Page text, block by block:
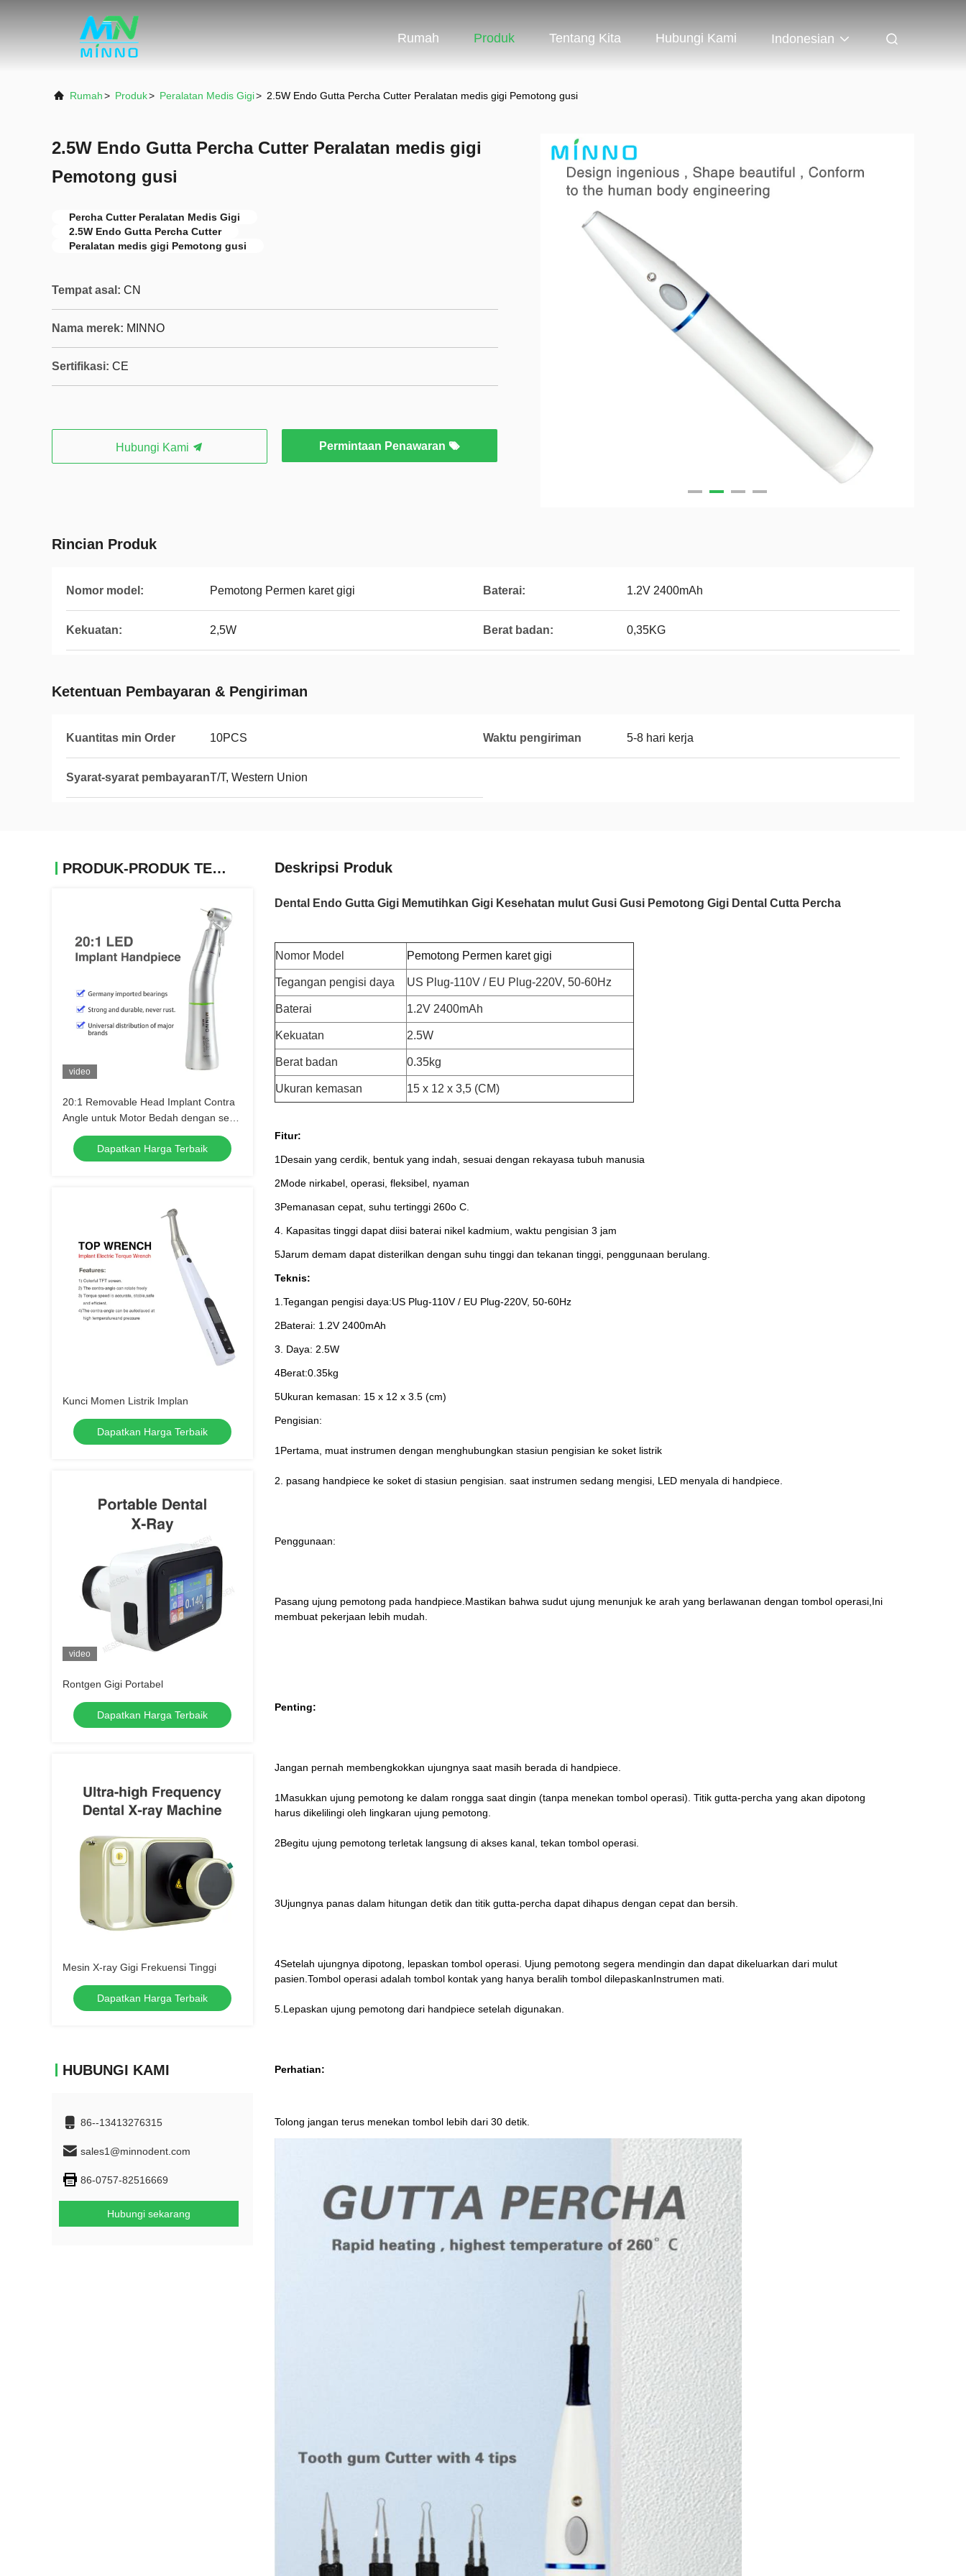
Rumah Produk Tentang Kita Hubungi Kami Indonesian
Rumah> Produk> Peralatan Medis Gigi> 2.5W Endo Gutta Percha Cutter Peralatan medis gigi Pemotong gusi
2.5W Endo Gutta Percha Cutter Peralatan medis gigi
Pemotong gusi
Percha Cutter Peralatan Medis Gigi
2.5W Endo Gutta Percha Cutter
Peralatan medis gigi Pemotong gusi
Tempat asal: CN
Nama merek: MINNO
Sertifikasi: CE
Hubungi Kami Permintaan Penawaran
Rincian Produk
Nomor model: Pemotong Permen karet gigi Baterai: 1.2V 2400mAh
Kekuatan: 2,5W Berat badan: 0,35KG
Ketentuan Pembayaran & Pengiriman
Kuantitas min Order 10PCS Waktu pengiriman 5-8 hari kerja
Syarat-syarat pembayaranT/T, Western Union
PRODUK-PRODUK TERKAIT
video
20:1 Removable Head Implant Contra
Angle untuk Motor Bedah dengan serat
optik
Dapatkan Harga Terbaik
Kunci Momen Listrik Implan
Dapatkan Harga Terbaik
video
Rontgen Gigi Portabel
Dapatkan Harga Terbaik
Mesin X-ray Gigi Frekuensi Tinggi
Dapatkan Harga Terbaik
HUBUNGI KAMI
86--13413276315
sales1@minnodent.com
86-0757-82516669
Hubungi sekarang
Deskripsi Produk
Dental Endo Gutta Gigi Memutihkan Gigi Kesehatan mulut Gusi Gusi Pemotong Gigi Dental Cutta Percha
Nomor Model Pemotong Permen karet gigi
Tegangan pengisi daya US Plug-110V / EU Plug-220V, 50-60Hz
Baterai 1.2V 2400mAh
Kekuatan 2.5W
Berat badan 0.35kg
Ukuran kemasan 15 x 12 x 3,5 (CM)
Fitur:
1Desain yang cerdik, bentuk yang indah, sesuai dengan rekayasa tubuh manusia
2Mode nirkabel, operasi, fleksibel, nyaman
3Pemanasan cepat, suhu tertinggi 260o C.
4. Kapasitas tinggi dapat diisi baterai nikel kadmium, waktu pengisian 3 jam
5Jarum demam dapat disterilkan dengan suhu tinggi dan tekanan tinggi, penggunaan berulang.
Teknis:
1. Tegangan pengisi daya:US Plug-110V / EU Plug-220V, 50-60Hz
2Baterai: 1.2V 2400mAh
3. Daya: 2.5W
4Berat:0.35kg
5Ukuran kemasan: 15 x 12 x 3.5 (cm)
Pengisian:
1Pertama, muat instrumen dengan menghubungkan stasiun pengisian ke soket listrik
2. pasang handpiece ke soket di stasiun pengisian. saat instrumen sedang mengisi, LED menyala di handpiece.
Penggunaan:
Pasang ujung pemotong pada handpiece.Mastikan bahwa sudut ujung menunjuk ke arah yang berlawanan dengan tombol operasi,Ini
membuat pekerjaan lebih mudah.
Penting:
Jangan pernah membengkokkan ujungnya saat masih berada di handpiece.
1Masukkan ujung pemotong ke dalam rongga saat dingin (tanpa menekan tombol operasi). Titik gutta-percha yang akan dipotong
harus dikelilingi oleh lingkaran ujung pemotong.
2Begitu ujung pemotong terletak langsung di akses kanal, tekan tombol operasi.
3Ujungnya panas dalam hitungan detik dan titik gutta-percha dapat dihapus dengan cepat dan bersih.
4Setelah ujungnya dipotong, lepaskan tombol operasi. Ujung pemotong segera mendingin dan dapat dikeluarkan dari mulut
pasien.Tombol operasi adalah tombol kontak yang hanya beralih tombol dilepaskanInstrumen mati.
5.Lepaskan ujung pemotong dari handpiece setelah digunakan.
Perhatian:
Tolong jangan terus menekan tombol lebih dari 30 detik.